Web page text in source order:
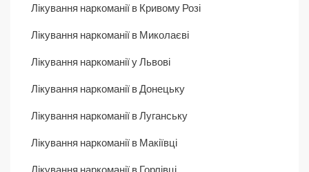
Лікування наркоманії в Кривому Розі
Лікування наркоманії в Миколаєві
Лікування наркоманії у Львові
Лікування наркоманії в Донецьку
Лікування наркоманії в Луганську
Лікування наркоманії в Макіївці
Лікування наркоманії в Горлівці